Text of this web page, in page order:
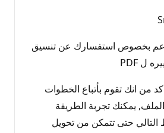
بخصوص استفسارك عن تنسيق
من انك تقوم بأتباع الخطوات
يمكنك تجربة الطريقة
التالي حتى تتمكن من تحويل